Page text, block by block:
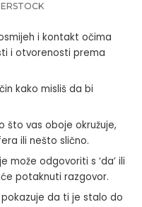
i kontakt očima
i otvorenosti prema
kako misliš da bi
što vas oboje okružuje,
ili nešto slično.
može odgovoriti s ‘da’ ili
potaknuti razgovor.
da ti je stalo do